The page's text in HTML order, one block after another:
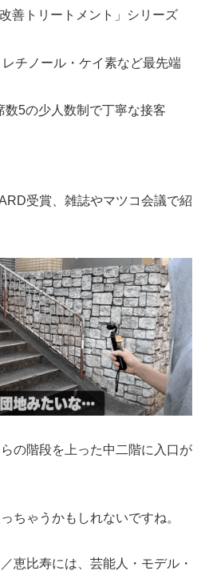
善トリートメント」シリーズ
チノール・ケイ素など最先端
数5の少人数制で丁寧な接客
受賞、雑誌やマツコ会議で紹
の階段を上った中二階に入口が
ちゃうかもしれないですね。
恵比寿には、芸能人・モデル・